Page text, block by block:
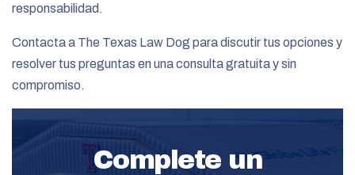
responsabilidad.
Contacta a The Texas Law Dog para discutir tus opciones y
resolver tus preguntas en una consulta gratuita y sin
compromiso.
Complete un